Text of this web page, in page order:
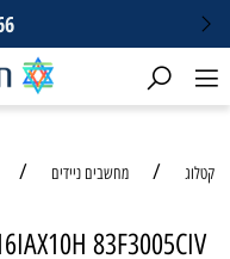
קטלוג / מחשבים ניידים /
83F3005CIV